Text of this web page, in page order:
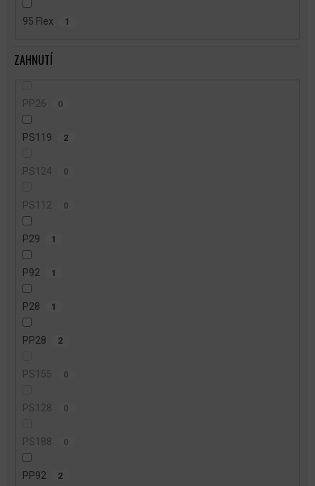
95 Flex 1
ZAHNUTÍ
PP26 0
PS119 2
PS124 0
PS112 0
P29 1
P92 1
P28 1
PP28 2
PS155 0
PS128 0
PS188 0
PP92 2